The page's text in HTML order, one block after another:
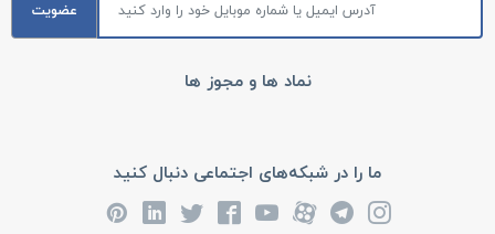
عضویت
نماد ها و مجوز ها
ما را در شبکه‌های اجتماعی دنبال کنید